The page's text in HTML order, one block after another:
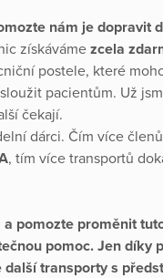
nám je dopravit
získáváme zcela
postele, které
pacientům. Už
čekají.
dárci. Čím více
, tím více transportů
a pomozte proměnit
pomoc. Jen díky
další transporty s